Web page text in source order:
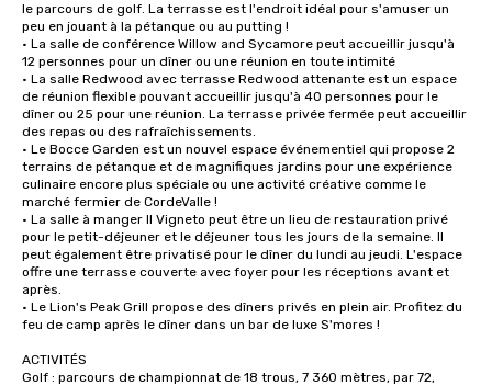
le parcours de golf. La terrasse est l'endroit idéal pour s'amuser un
peu en jouant à la pétanque ou au putting !
• La salle de conférence Willow and Sycamore peut accueillir jusqu'à
12 personnes pour un dîner ou une réunion en toute intimité
• La salle Redwood avec terrasse Redwood attenante est un espace
de réunion flexible pouvant accueillir jusqu'à 40 personnes pour le
dîner ou 25 pour une réunion. La terrasse privée fermée peut accueillir
des repas ou des rafraîchissements.
• Le Bocce Garden est un nouvel espace événementiel qui propose 2
terrains de pétanque et de magnifiques jardins pour une expérience
culinaire encore plus spéciale ou une activité créative comme le
marché fermier de CordeValle !
• La salle à manger Il Vigneto peut être un lieu de restauration privé
pour le petit-déjeuner et le déjeuner tous les jours de la semaine. Il
peut également être privatisé pour le dîner du lundi au jeudi. L'espace
offre une terrasse couverte avec foyer pour les réceptions avant et
après.
• Le Lion's Peak Grill propose des dîners privés en plein air. Profitez du
feu de camp après le dîner dans un bar de luxe S'mores !
ACTIVITÉS
Golf : parcours de championnat de 18 trous, 7 360 mètres, par 72,